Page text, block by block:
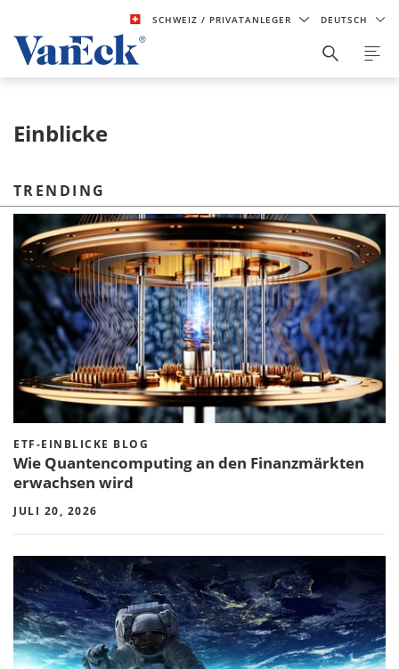
SCHWEIZ/ PRIVATANLEGER DEUTSCH
Einblicke
TRENDING
ETF-EINBLICKE BLOG
Wie Quantencomputing an den Finanzmärkten
erwachsen wird
JULI 20, 2026